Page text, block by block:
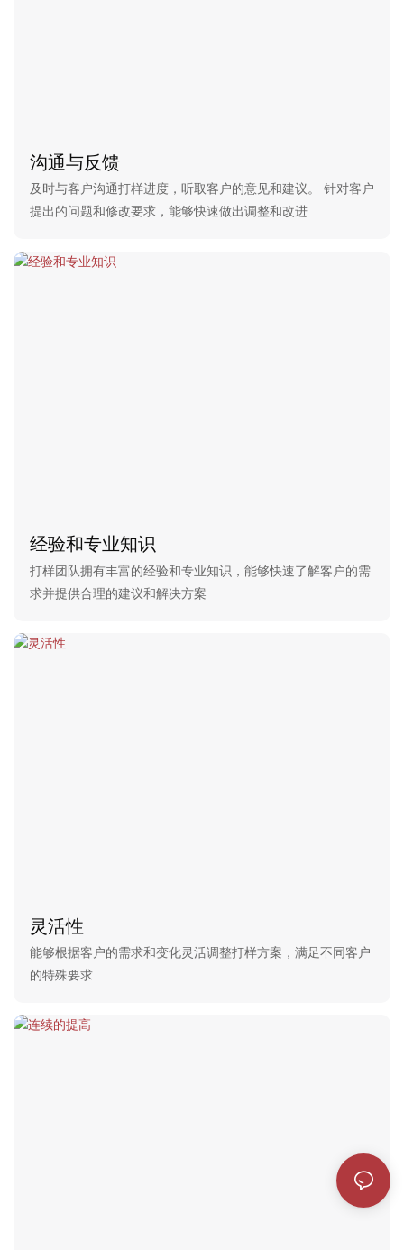
沟通与反馈
及时与客户沟通打样进度，听取客户的意见和建议。 针对客户
提出的问题和修改要求，能够快速做出调整和改进
经验和专业知识
打样团队拥有丰富的经验和专业知识，能够快速了解​​客户的需
求并提供合理的建议和解决方案
灵活性
能够根据客户的需求和变化灵活调整打样方案，满足不同客户
的特殊要求